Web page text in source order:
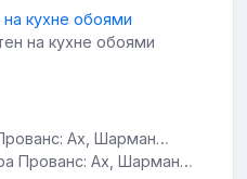
на кухне обоями
Прованс: Ах, Шарман…